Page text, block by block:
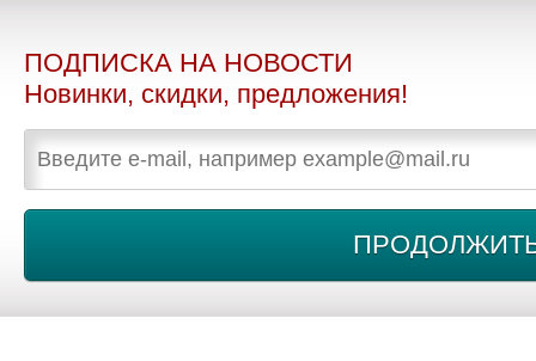
ПОДПИСКА НА НОВОСТИ
Новинки, скидки, предложения!